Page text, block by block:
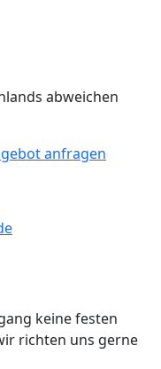
abweichen
anfragen
keine festen
richten uns gerne